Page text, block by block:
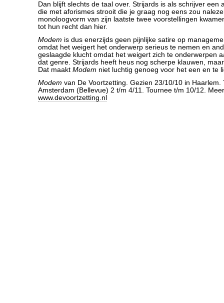
Dan blijft slechts de taal over. Strijards is als schrijver een
die met aforismes strooit die je graag nog eens zou
monoloogvorm van zijn laatste twee voorstellingen
tot hun recht dan hier.
Modem is dus enerzijds geen pijnlijke satire op
omdat het weigert het onderwerp serieus te nemen en
geslaagde klucht omdat het weigert zich te onderwerpen
dat genre. Strijards heeft heus nog scherpe klauwen,
Dat maakt Modem niet luchtig genoeg voor het een en te
Modem van De Voortzetting. Gezien 23/10/10 in Haarlem.
Amsterdam (Bellevue) 2 t/m 4/11. Tournee t/m 10/12.
www.devoortzetting.nl